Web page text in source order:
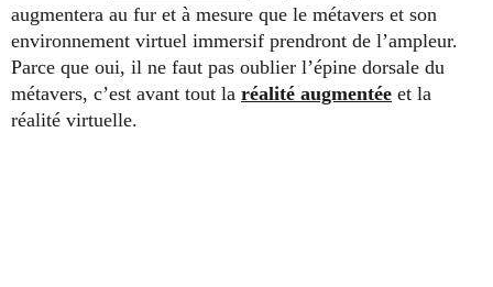
augmentera au fur et à mesure que le métavers et son
environnement virtuel immersif prendront de l’ampleur.
Parce que oui, il ne faut pas oublier l’épine dorsale du
métavers, c’est avant tout la réalité augmentée et la
réalité virtuelle.